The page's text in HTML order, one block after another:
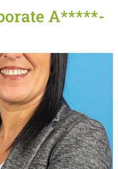
A*****-